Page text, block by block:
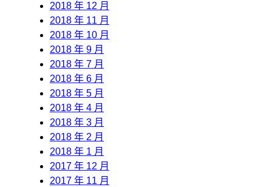
2018 年 12 月
2018 年 11 月
2018 年 10 月
2018 年 9 月
2018 年 7 月
2018 年 6 月
2018 年 5 月
2018 年 4 月
2018 年 3 月
2018 年 2 月
2018 年 1 月
2017 年 12 月
2017 年 11 月